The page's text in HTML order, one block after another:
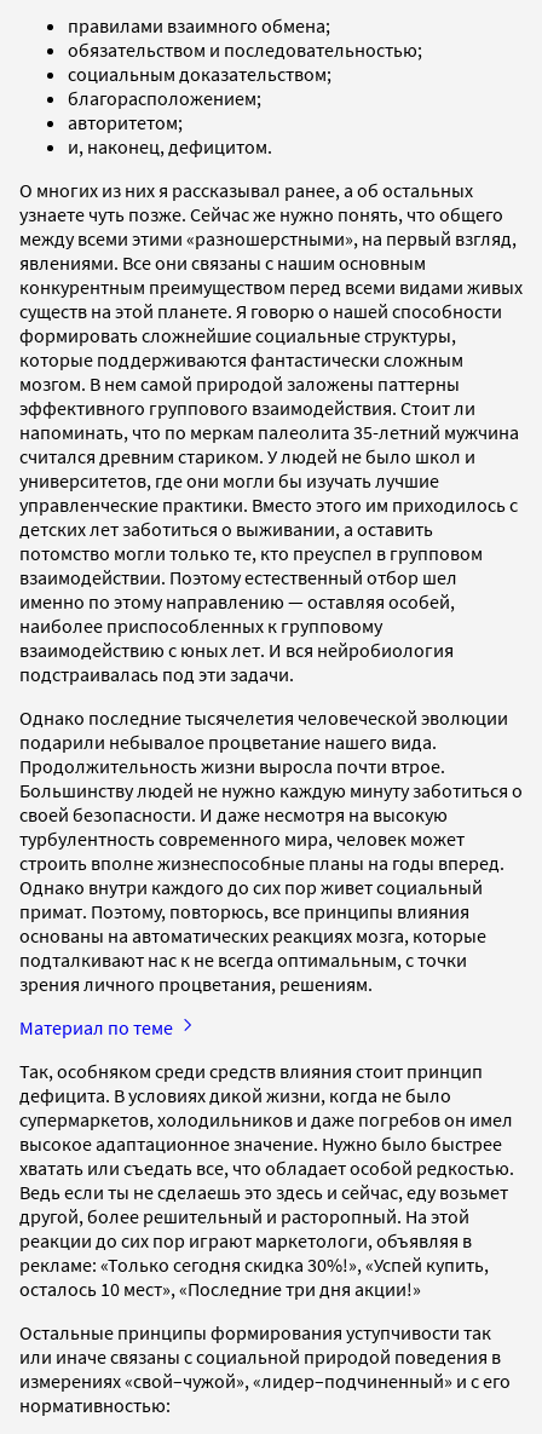
правилами взаимного обмена;
обязательством и последовательностью;
социальным доказательством;
благорасположением;
авторитетом;
и, наконец, дефицитом.
О многих из них я рассказывал ранее, а об остальных
узнаете чуть позже. Сейчас же нужно понять, что общего
между всеми этими «разношерстными», на первый взгляд,
явлениями. Все они связаны с нашим основным
конкурентным преимуществом перед всеми видами живых
существ на этой планете. Я говорю о нашей способности
формировать сложнейшие социальные структуры,
которые поддерживаются фантастически сложным
мозгом. В нем самой природой заложены паттерны
эффективного группового взаимодействия. Стоит ли
напоминать, что по меркам палеолита 35-летний мужчина
считался древним стариком. У людей не было школ и
университетов, где они могли бы изучать лучшие
управленческие практики. Вместо этого им приходилось с
детских лет заботиться о выживании, а оставить
потомство могли только те, кто преуспел в групповом
взаимодействии. Поэтому естественный отбор шел
именно по этому направлению — оставляя особей,
наиболее приспособленных к групповому
взаимодействию с юных лет. И вся нейробиология
подстраивалась под эти задачи.
Однако последние тысячелетия человеческой эволюции
подарили небывалое процветание нашего вида.
Продолжительность жизни выросла почти втрое.
Большинству людей не нужно каждую минуту заботиться о
своей безопасности. И даже несмотря на высокую
турбулентность современного мира, человек может
строить вполне жизнеспособные планы на годы вперед.
Однако внутри каждого до сих пор живет социальный
примат. Поэтому, повторюсь, все принципы влияния
основаны на автоматических реакциях мозга, которые
подталкивают нас к не всегда оптимальным, с точки
зрения личного процветания, решениям.
Материал по теме
Так, особняком среди средств влияния стоит принцип
дефицита. В условиях дикой жизни, когда не было
супермаркетов, холодильников и даже погребов он имел
высокое адаптационное значение. Нужно было быстрее
хватать или съедать все, что обладает особой редкостью.
Ведь если ты не сделаешь это здесь и сейчас, еду возьмет
другой, более решительный и расторопный. На этой
реакции до сих пор играют маркетологи, объявляя в
рекламе: «Только сегодня скидка 30%!», «Успей купить,
осталось 10 мест», «Последние три дня акции!»
Остальные принципы формирования уступчивости так
или иначе связаны с социальной природой поведения в
измерениях «свой–чужой», «лидер–подчиненный» и с его
нормативностью: